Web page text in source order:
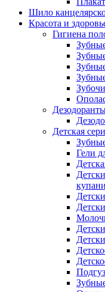
Шило
Красота и
Гигиена
Детская
Гели